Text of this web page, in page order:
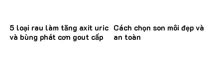
5 loại rau làm tăng axit uric
và bùng phát cơn gout cấp
Cách chọn son môi đẹp và
an toàn